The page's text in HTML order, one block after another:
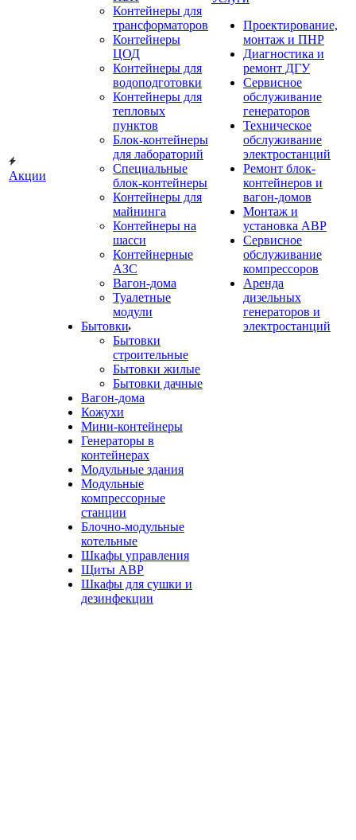
Акции
Контейнеры для
трансформаторов
Контейнеры
ЦОД
Контейнеры для
водоподготовки
Контейнеры для
тепловых
пунктов
Блок-контейнеры
для лабораторий
Специальные
блок-контейнеры
Контейнеры для
майнинга
Контейнеры на
шасси
Контейнерные
АЗС
Вагон-дома
Туалетные
модули
Бытовки
Бытовки
строительные
Бытовки жилые
Бытовки дачные
Вагон-дома
Кожухи
Мини-контейнеры
Генераторы в
контейнерах
Модульные здания
Модульные
компрессорные
станции
Блочно-модульные
котельные
Шкафы управления
Щиты АВР
Шкафы для сушки и
дезинфекции
Проектирование,
монтаж и ПНР
Диагностика и
ремонт ДГУ
Сервисное
обслуживание
генераторов
Техническое
обслуживание
электростанций
Ремонт блок-
контейнеров и
вагон-домов
Монтаж и
установка АВР
Сервисное
обслуживание
компрессоров
Аренда
дизельных
генераторов и
электростанций